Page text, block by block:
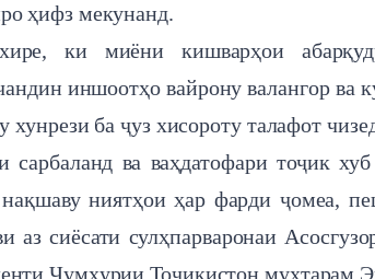
ҳифз мекунанд.
ки миёни кишварҳои
иншоотҳо вайрону валангор ва
хунрези ба ҷуз хисороту талафот
ва ваҳдатофари тоҷик
ниятҳои ҳар фарди ҷомеа,
аз сиёсати сулҳпарваронаи
Ҷумҳурии Тоҷикистон муҳтарам